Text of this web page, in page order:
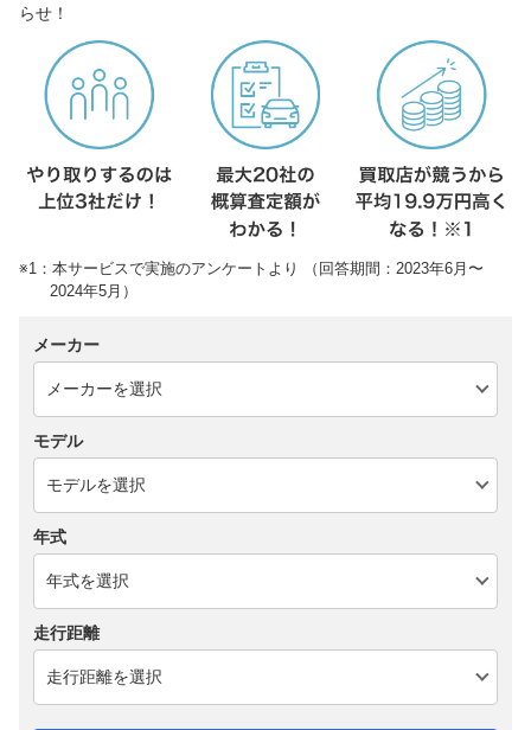
らせ！
※1：本サービスで実施のアンケートより （回答期間：2023年6月〜
2024年5月）
メーカー
モデル
年式
走行距離